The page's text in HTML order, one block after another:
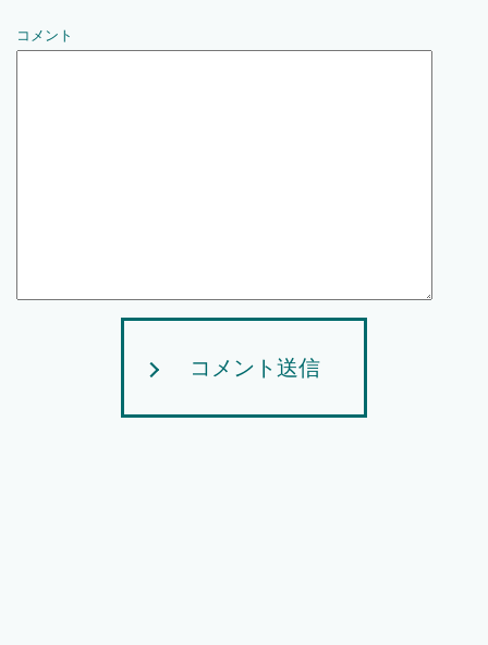
コメント
コメント送信